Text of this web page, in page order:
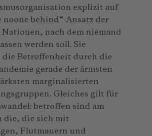
explizit auf
noone behind“-Ansatz der
Nationen, nach dem niemand
werden soll. Sie
die Betroffenheit durch die
gerade der ärmsten
marginalisierten
Gleiches gilt für
betroffen sind am
die, die sich mit
Flutmauern und